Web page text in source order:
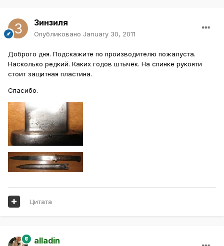
Зинзиля
Опубликовано January 30, 2011
Доброго дня. Подскажите по производителю пожалуста.
Насколько редкий. Каких годов штычёк. На спинке рукояти
стоит защитная пластина.
Спасибо.
Цитата
alladin